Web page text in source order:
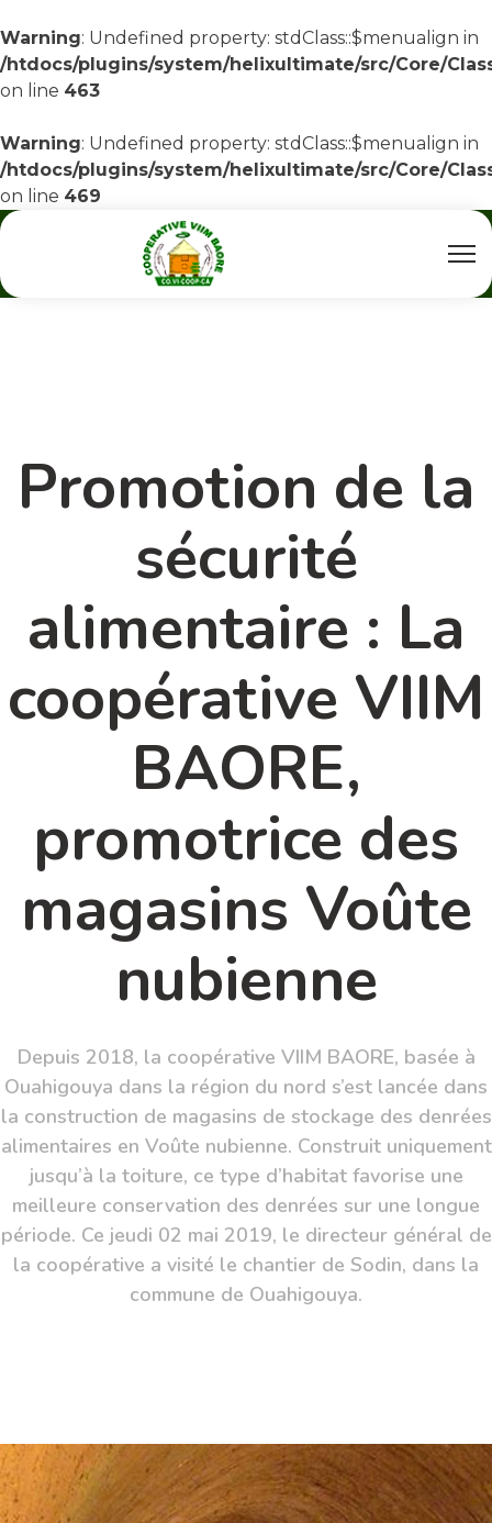
Warning: Undefined property: stdClass::$menualign in
/htdocs/plugins/system/helixultimate/src/Core/
on line 463
Warning: Undefined property: stdClass::$menualign in
/htdocs/plugins/system/helixultimate/src/Core/
on line 469
Promotion de la
sécurité
alimentaire : La
coopérative VIIM
BAORE,
promotrice des
magasins Voûte
nubienne
Depuis 2018, la coopérative VIIM BAORE, basée à
Ouahigouya dans la région du nord s’est lancée dans
la construction de magasins de stockage des denrées
alimentaires en Voûte nubienne. Construit uniquement
jusqu’à la toiture, ce type d’habitat favorise une
meilleure conservation des denrées sur une longue
période. Ce jeudi 02 mai 2019, le directeur général de
la coopérative a visité le chantier de Sodin, dans la
commune de Ouahigouya.